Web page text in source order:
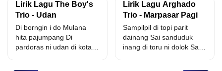
lao...
Lirik Lagu The Boy's
Trio - Udan
Di borngin i do Mulana
hita pajumpang Di
pardoras ni udan di kota
Lirik Lagu Arghado
Trio - Marpasar Pagi
Sampilpil di topi parit
dainang Sai sanduduk
inang di toru ni dolok Sai